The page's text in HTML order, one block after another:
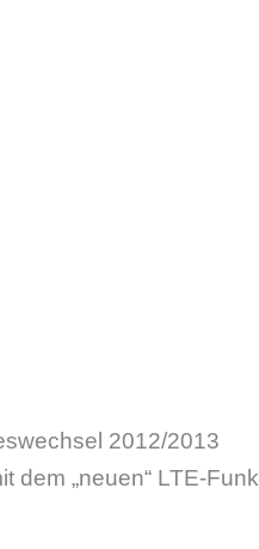
2012/2013
dem „neuen“ LTE-Funk